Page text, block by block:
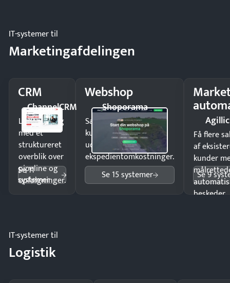
IT-systemer til
Marketingafdelingen
CRM
ChannelCRM
Luk flere salg
med et
struktureret
overblik over
pipeline og
opfølgninger.
Se 11
systemer
Webshop
Shoporama
Sælg produkter 24/7 til
kunder i hele landet
uden
ekspedientomkostninger.
Se 15 systemer
Agillic
Få flere
af
kunder
beskeder.
Se 9
IT-systemer til
Logistik